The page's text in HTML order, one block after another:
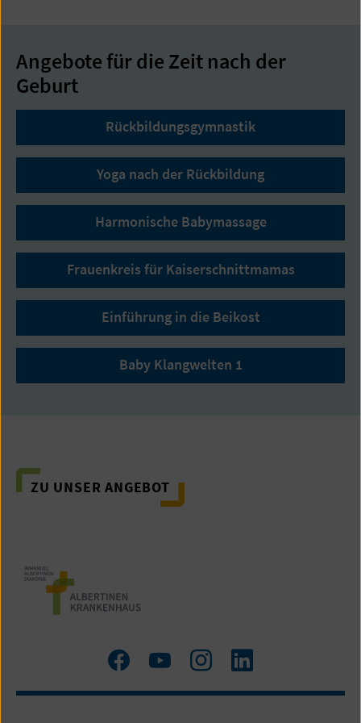
Angebote für die Zeit nach der
Geburt
Rückbildungsgymnastik
Yoga nach der Rückbildung
Harmonische Babymassage
Frauenkreis für Kaiserschnittmamas
Einführung in die Beikost
Baby Klangwelten 1
ZU UNSER ANGEBOT
Zum
Facebook
Zum
YouTube
Zum
Instagram
LinkedIn